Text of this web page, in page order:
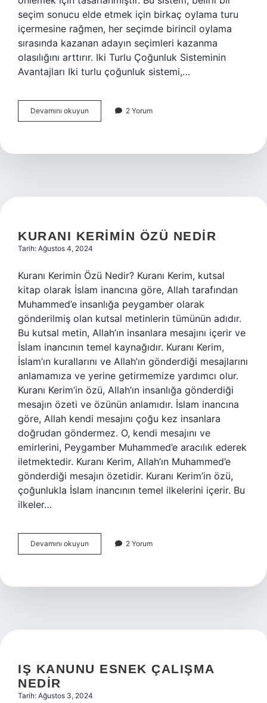
seçim sonucu elde etmek için birkaç oylama turu
içermesine rağmen, her seçimde birincil oylama
sırasında kazanan adayın seçimleri kazanma
olasılığını arttırır. Iki Turlu Çoğunluk Sisteminin
Avantajları Iki turlu çoğunluk sistemi,…
Devamını okuyun
turlu
nedir
2 Yorum
KURANI KERIMIN ÖZÜ NEDIR
Tarih: Ağustos 4, 2024
Kuranı Kerimin Özü Nedir? Kuranı Kerim, kutsal
kitap olarak İslam inancına göre, Allah tarafından
Muhammed’e insanlığa peygamber olarak
gönderilmiş olan kutsal metinlerin tümünün adıdır.
Bu kutsal metin, Allah’ın insanlara mesajını içerir ve
İslam inancının temel kaynağıdır. Kuranı Kerim,
İslam’ın kurallarını ve Allah’ın gönderdiği mesajlarını
anlamamıza ve yerine getirmemize yardımcı olur.
Kuranı Kerim’in özü, Allah’ın insanlığa gönderdiği
mesajın özeti ve özünün anlamıdır. İslam inancına
göre, Allah kendi mesajını çoğu kez insanlara
doğrudan göndermez. O, kendi mesajını ve
emirlerini, Peygamber Muhammed’e aracılık ederek
iletmektedir. Kuranı Kerim, Allah’ın Muhammed’e
gönderdiği mesajın özetidir. Kuranı Kerim’in özü,
çoğunlukla İslam inancının temel ilkelerini içerir. Bu
ilkeler…
Devamını okuyun
Kerimin
2 Yorum
IŞ KANUNU ESNEK ÇALIŞMA
NEDIR
Tarih: Ağustos 3, 2024